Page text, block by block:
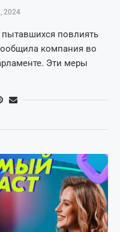
2024
пытавшихся повлиять
компания во
Эти меры